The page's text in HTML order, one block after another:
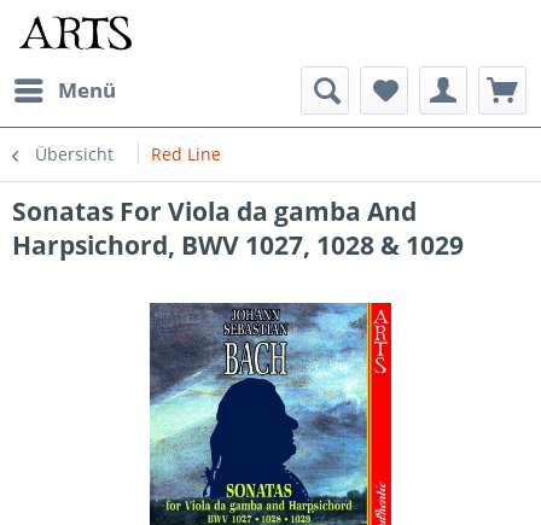
Menü
Übersicht Red Line
Sonatas For Viola da gamba And
Harpsichord, BWV 1027, 1028 & 1029